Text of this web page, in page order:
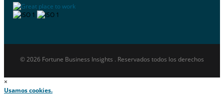
© 2026 Fortune Business Insights . Reservados todos los derechos
×
Usamos cookies.